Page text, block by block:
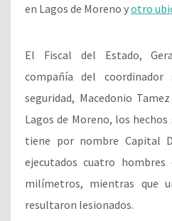
en Lagos de Moreno yotro
El Fiscal del Estado,
compañía del
seguridad, Macedonio
Lagos de Moreno, los
tiene por nombre Capital
ejecutados cuatro
milímetros, mientras que
resultaron lesionados.